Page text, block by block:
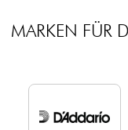
MARKEN FÜR